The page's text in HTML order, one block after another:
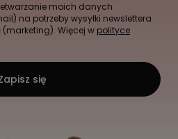
moich danych
na potrzeby wysyłki newslettera
Więcej w polityce
się